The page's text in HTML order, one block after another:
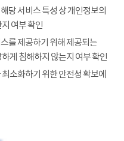
당 서비스 특성 상 개인정보의
여부 확인
를 제공하기 위해 제공되는
게 침해하지 않는지 여부 확인
소화하기 위한 안전성 확보에